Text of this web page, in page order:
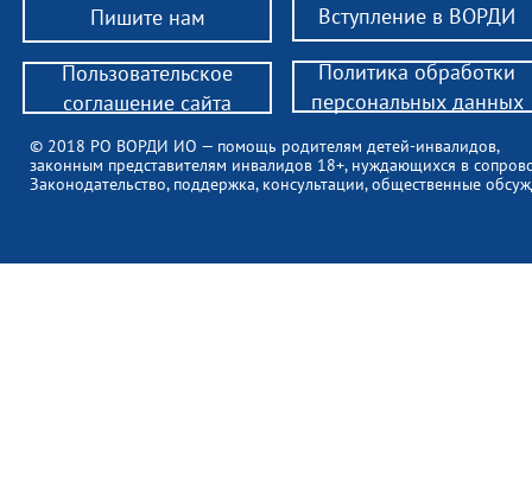
Пишите нам Вступление в ВОРДИ
© 2018 РО ВОРДИ ИО — помощь родителям детей-инвалидов,
законным представителям инвалидов 18+, нуждающихся в
Законодательство, поддержка, консультации, общественные
Пользовательское
соглашение сайта
Политика обработки
персональных данных